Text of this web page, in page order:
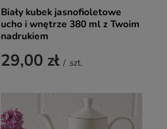
Biały kubek jasnofioletowe
ucho i wnętrze 380 ml z Twoim
nadrukiem
29,00 zł / szt.